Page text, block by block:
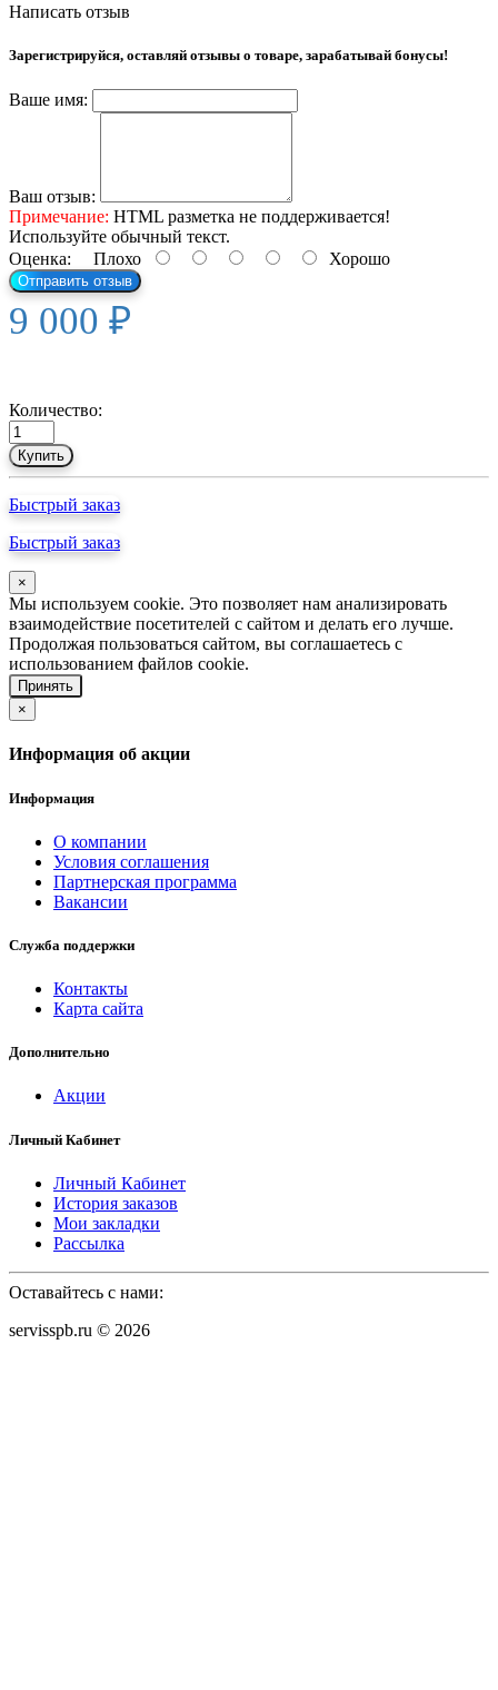
Написать отзыв
Зарегистрируйся, оставляй отзывы о товаре, зарабатывай бонусы!
Ваше имя:
Ваш отзыв:
Примечание: HTML разметка не поддерживается!
Используйте обычный текст.
Оценка: Плохо Хорошо
Отправить отзыв
9 000 ₽
Количество:
Купить
Быстрый заказ
Быстрый заказ
×
Мы используем cookie. Это позволяет нам анализировать
взаимодействие посетителей с сайтом и делать его лучше.
Продолжая пользоваться сайтом, вы соглашаетесь с
использованием файлов cookie.
Принять
×
Информация об акции
Информация
О компании
Условия соглашения
Партнерская программа
Вакансии
Служба поддержки
Контакты
Карта сайта
Дополнительно
Акции
Личный Кабинет
Личный Кабинет
История заказов
Мои закладки
Рассылка
Оставайтесь с нами:
servisspb.ru © 2026